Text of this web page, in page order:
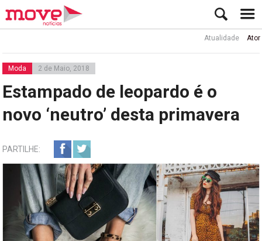
Atualidade Ator Rui
Moda 2 de Maio, 2018
Estampado de leopardo é o
novo ‘neutro’ desta primavera
PARTILHE: